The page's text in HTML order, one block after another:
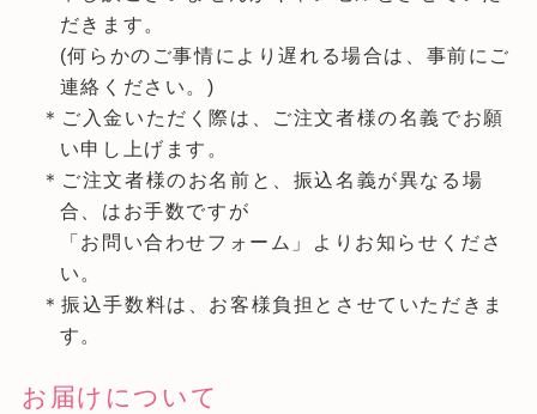
だきます。
(何らかのご事情により遅れる場合は、事前にご
連絡ください。)
＊ご入金いただく際は、ご注文者様の名義でお願
い申し上げます。
＊ご注文者様のお名前と、振込名義が異なる場
合、はお手数ですが
「お問い合わせフォーム」よりお知らせくださ
い。
＊振込手数料は、お客様負担とさせていただきま
す。
お届けについて